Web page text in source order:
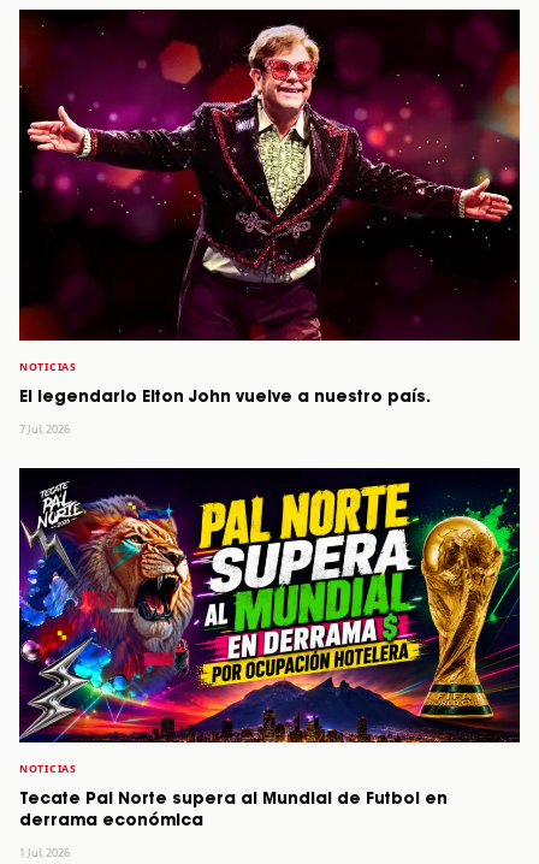
NOTICIAS
El legendario Elton John vuelve a nuestro país.
7 Jul, 2026
NOTICIAS
Tecate Pal Norte supera al Mundial de Futbol en
derrama económica
1 Jul, 2026